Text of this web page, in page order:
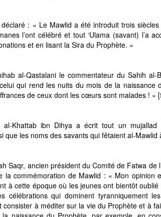
: « Le Mawlid a été introduit trois
l’ont célébré et tout ‘Ulama (savant) l’a
et en lisant la Sira du Prophète. »
al-Qastalani le commentateur du Sahih
qui rend les nuits du mois de la naissance
de ceux dont les cœurs sont malades ! »
al-Khattab ibn Dihya a écrit tout un
que les noms des savants qui fêtaient al-Mawlid
Saqr, ancien président du Comité de Fatwa de
la commémoration de Mawlid : « Mon opinion
à cette époque où les jeunes ont bientôt
célébrations qui dominent tyranniquement
consister à méditer sur la vie du Prophète et à